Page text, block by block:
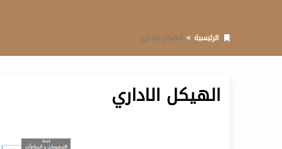
الرئيسية الهيكل الإداري
الهيكل الاداري